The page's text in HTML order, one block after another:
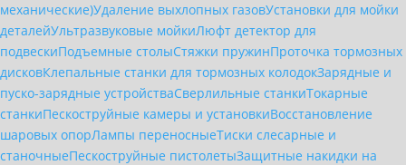
механические)Удаление выхлопных газовУстановки для мойки
деталейУльтразвуковые мойкиЛюфт детектор для
подвескиПодъемные столыСтяжки пружинПроточка тормозных
дисковКлепальные станки для тормозных колодокЗарядные и
пуско-зарядные устройстваСверлильные станкиТокарные
станкиПескоструйные камеры и установкиВосстановление
шаровых опорЛампы переносныеТиски слесарные и
станочныеПескоструйные пистолетыЗащитные накидки на